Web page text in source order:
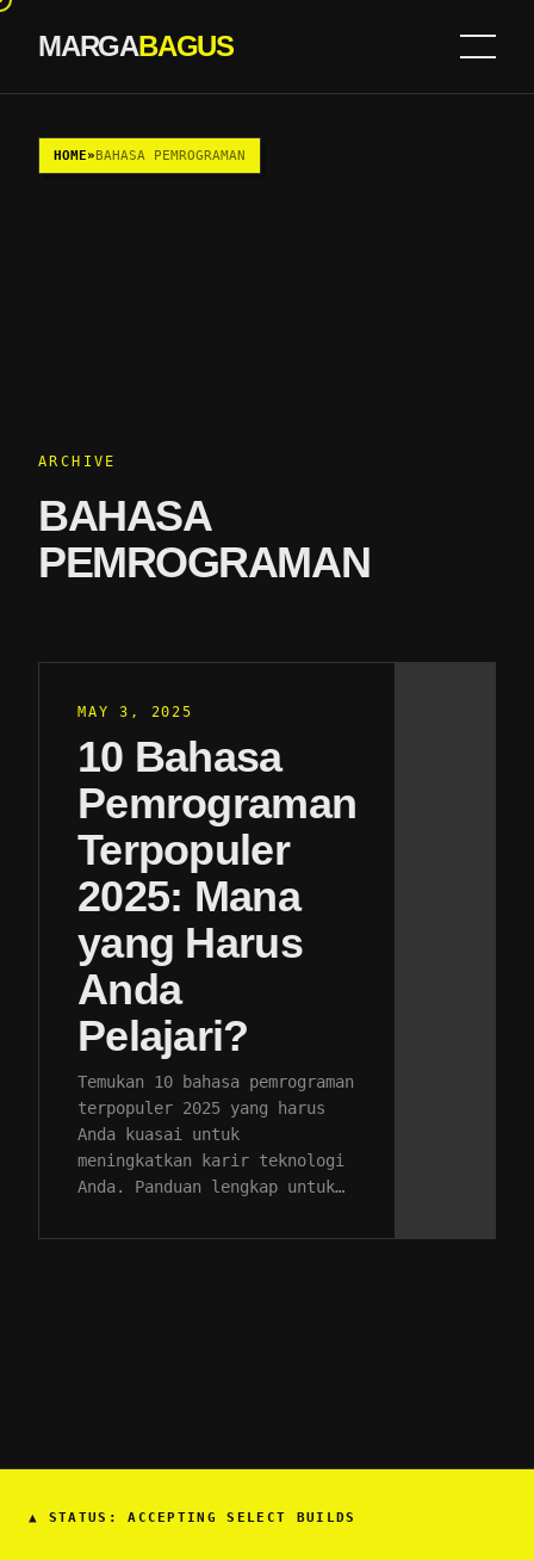
Skip to content
MARGABAGUS
HOME»BAHASA PEMROGRAMAN
ARCHIVE
BAHASA
PEMROGRAMAN
MAY 3, 2025
10 Bahasa
Pemrograman
Terpopuler
2025: Mana
yang Harus
Anda
Pelajari?
Temukan 10 bahasa pemrograman
terpopuler 2025 yang harus
Anda kuasai untuk
meningkatkan karir teknologi
Anda. Panduan lengkap untuk…
▲ STATUS: ACCEPTING SELECT BUILDS